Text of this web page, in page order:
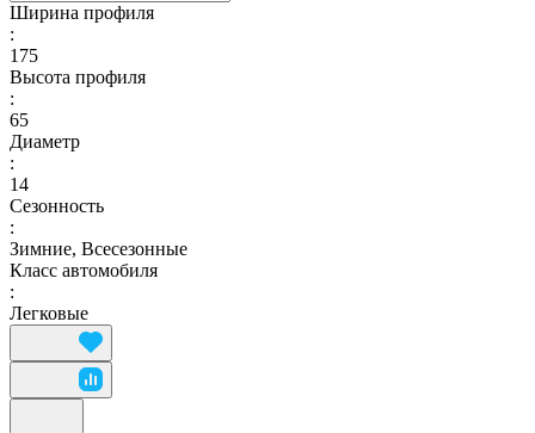
Ширина профиля
:
175
Высота профиля
:
65
Диаметр
:
14
Сезонность
:
Зимние, Всесезонные
Класс автомобиля
:
Легковые